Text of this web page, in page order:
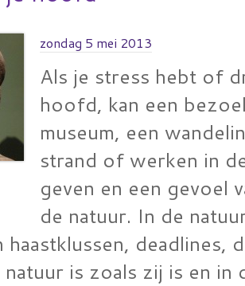
zondag 5 mei 2013
Als je stress hebt of
hoofd, kan een
museum, een
strand of werken in
geven en een gevoel
de natuur. In de
deadlines,
is zoals zij is en in